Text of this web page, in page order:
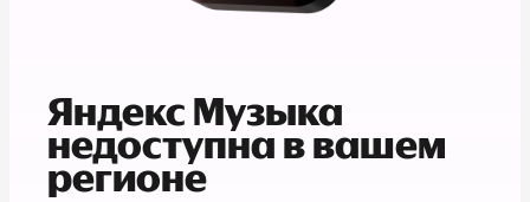
Яндекс Музыка
недоступна в вашем
регионе